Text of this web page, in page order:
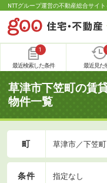
NTTグループ運営の不動産総合サイ
1
最近検索した条件 最近見た
草津市下笠町の賃
物件一覧
町 草津市／下笠町
条件 指定なし